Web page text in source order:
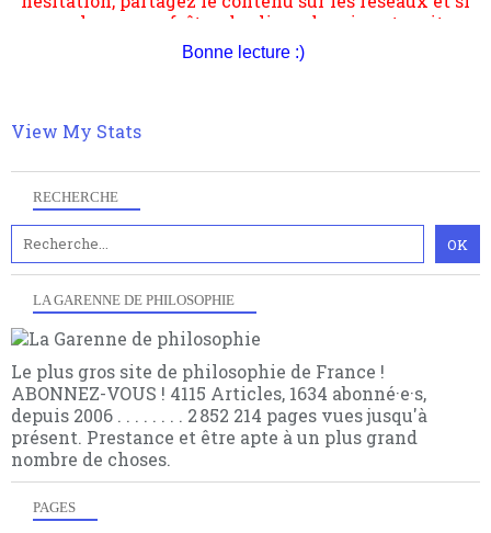
RECHERCHE
LA GARENNE DE PHILOSOPHIE
Le plus gros site de philosophie de France !
ABONNEZ-VOUS ! 4115 Articles, 1634 abonné·e·s,
depuis 2006 . . . . . . . . 2 852 214 pages vues jusqu'à
présent. Prestance et être apte à un plus grand
nombre de choses.
PAGES
Bonne lecture :)
View My Stats